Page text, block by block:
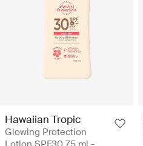
Hawaiian Tropic
Glowing Protection